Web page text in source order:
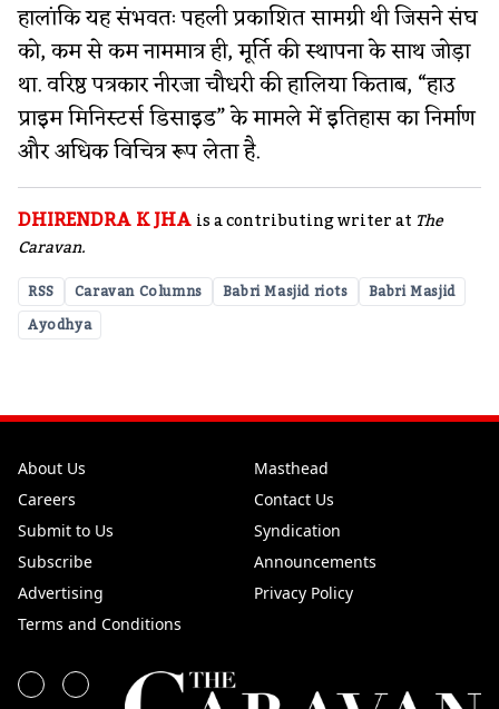
हालांकि यह संभवतः पहली प्रकाशित सामग्री थी जिसने संघ
को, कम से कम नाममात्र ही, मूर्ति की स्थापना के साथ जोड़ा
था. वरिष्ठ पत्रकार नीरजा चौधरी की हालिया किताब, “हाउ
प्राइम मिनिस्टर्स डिसाइड” के मामले में इतिहास का निर्माण
और अधिक विचित्र रूप लेता है.
DHIRENDRA K JHAis a contributing writer at The
Caravan.
RSS Caravan Columns Babri Masjid riots
Babri Masjid
Ayodhya
About Us
Masthead
Careers
Contact Us
Submit to Us
Syndication
Subscribe
Announcements
Advertising
Privacy Policy
Terms and Conditions